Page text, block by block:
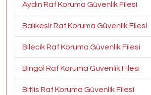
Aydın Raf Koruma Güvenlik Filesi
Balıkesir Raf Koruma Güvenlik Filesi
Bilecik Raf Koruma Güvenlik Filesi
Bingöl Raf Koruma Güvenlik Filesi
Bitlis Raf Koruma Güvenlik Filesi